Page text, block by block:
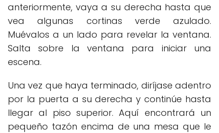
anteriormente, vaya a su derecha hasta que
vea algunas cortinas verde azulado.
Muévalos a un lado para revelar la ventana.
Salta sobre la ventana para iniciar una
escena.
Una vez que haya terminado, diríjase adentro
por la puerta a su derecha y continúe hasta
llegar al piso superior. Aquí encontrará un
pequeño tazón encima de una mesa que le